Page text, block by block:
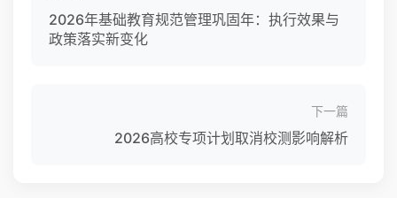
2026年基础教育规范管理巩固年：执行效果与
政策落实新变化
下一篇
2026高校专项计划取消校测影响解析